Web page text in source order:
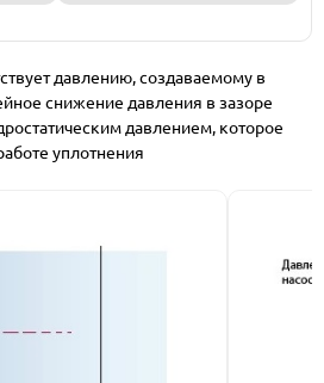
давлению, создаваемому в
снижение давления в зазоре
давлением, которое
уплотнения